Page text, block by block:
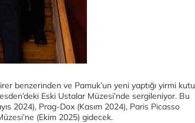
benzerinden ve Pamuk’un yeni yaptığı yirmi kutu
Eski Ustalar Müzesi’nde sergileniyor. Bu
2024), Prag-Dox (Kasım 2024), Paris Picasso
(Ekim 2025) gidecek.